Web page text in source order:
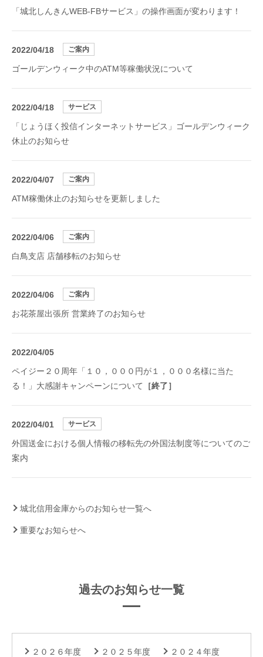
「城北しんきんWEB-FBサービス」の操作画面が変わります！
2022/04/18 ご案内
ゴールデンウィーク中のATM等稼働状況について
2022/04/18 サービス
「じょうほく投信インターネットサービス」ゴールデンウィーク
休止のお知らせ
2022/04/07 ご案内
ATM稼働休止のお知らせを更新しました
2022/04/06 ご案内
白鳥支店 店舗移転のお知らせ
2022/04/06 ご案内
お花茶屋出張所 営業終了のお知らせ
2022/04/05
ペイジー２０周年「１０，０００円が１，０００名様に当た
る！」大感謝キャンペーンについて
［終了］
2022/04/01 サービス
外国送金における個人情報の移転先の外国法制度等についてのご
案内
城北信用金庫からのお知らせ一覧へ
重要なお知らせへ
過去のお知らせ一覧
２０２６年度 ２０２５年度 ２０２４年度